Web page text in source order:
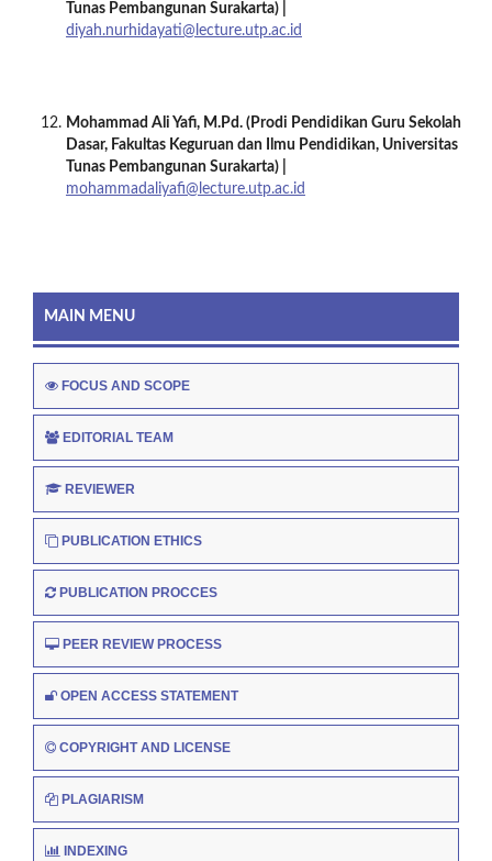
Tunas Pembangunan Surakarta) |
diyah.nurhidayati@lecture.utp.ac.id
Mohammad Ali Yafi, M.Pd.(Prodi Pendidikan Guru Sekolah
Dasar, Fakultas Keguruan dan Ilmu Pendidikan, Universitas
Tunas Pembangunan Surakarta) |
mohammadaliyafi@lecture.utp.ac.id
MAIN MENU
FOCUS AND SCOPE
EDITORIAL TEAM
REVIEWER
PUBLICATION ETHICS
PUBLICATION PROCCES
PEER REVIEW PROCESS
OPEN ACCESS STATEMENT
COPYRIGHT AND LICENSE
PLAGIARISM
INDEXING